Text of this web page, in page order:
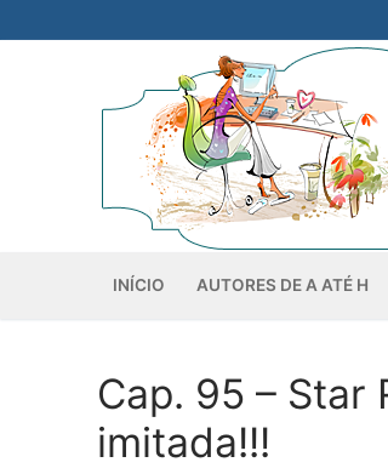
para
INÍCIO AUTORES DE A ATÉ H
Cap. 95 – Star
imitada!!!